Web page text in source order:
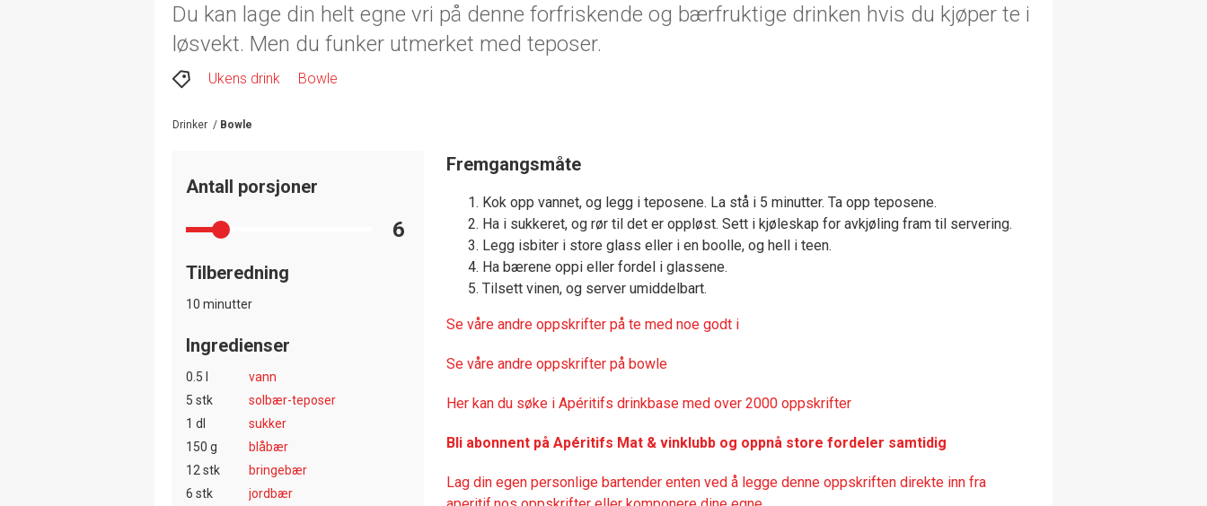
Du kan lage din helt egne vri på denne forfriskende og bærfruktige drinken hvis du kjøper te i
løsvekt. Men du funker utmerket med teposer.
Ukens drink Bowle
Drinker / Bowle
Antall porsjoner
6
Tilberedning
10 minutter
Ingredienser
0.5 l
vann
5 stk
solbær-teposer
1 dl
sukker
150 g
blåbær
12 stk
bringebær
6 stk
jordbær
Fremgangsmåte
Kok opp vannet, og legg i teposene. La stå i 5 minutter. Ta opp teposene.
Ha i sukkeret, og rør til det er oppløst. Sett i kjøleskap for avkjøling fram til servering.
Legg isbiter i store glass eller i en boolle, og hell i teen.
Ha bærene oppi eller fordel i glassene.
Tilsett vinen, og server umiddelbart.
Se våre andre oppskrifter på te med noe godt i
Se våre andre oppskrifter på bowle
Her kan du søke i Apéritifs drinkbase med over 2000 oppskrifter
Bli abonnent på Apéritifs Mat & vinklubb og oppnå store fordeler samtidig
Lag din egen personlige bartender enten ved å legge denne oppskriften direkte inn fra